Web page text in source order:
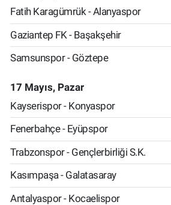
Fatih Karagümrük - Alanyaspor
Gaziantep FK - Başakşehir
Samsunspor - Göztepe
17 Mayıs, Pazar
Kayserispor - Konyaspor
Fenerbahçe - Eyüpspor
Trabzonspor - Gençlerbirliği S.K.
Kasımpaşa - Galatasaray
Antalyaspor - Kocaelispor